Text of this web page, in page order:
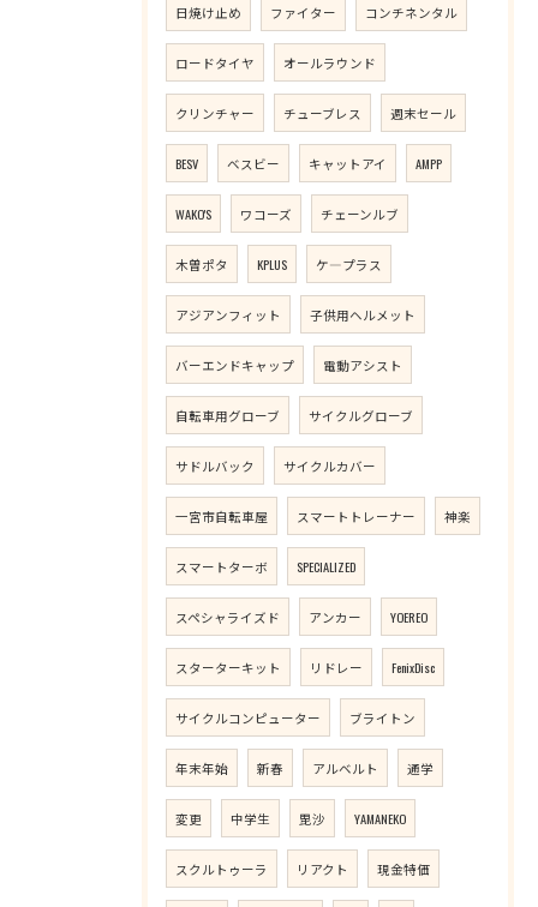
日焼け止め ファイター コンチネンタル
ロードタイヤ オールラウンド
クリンチャー チューブレス 週末セール
BESV ベスビー キャットアイ AMPP
WAKO'S ワコーズ チェーンルブ
木曽ポタ KPLUS ケ―プラス
アジアンフィット 子供用ヘルメット
バーエンドキャップ 電動アシスト
自転車用グローブ サイクルグローブ
サドルバック サイクルカバー
一宮市自転車屋 スマートトレーナー 神楽
スマートターボ SPECIALIZED
スペシャライズド アンカー YOEREO
スターターキット リドレー FenixDisc
サイクルコンピューター ブライトン
年末年始 新春 アルベルト 通学
変更 中学生 毘沙 YAMANEKO
スクルトゥーラ リアクト 現金特価